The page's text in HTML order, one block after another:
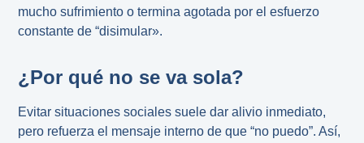
mucho sufrimiento o termina agotada por el esfuerzo
constante de “disimular».
¿Por qué no se va sola?
Evitar situaciones sociales suele dar alivio inmediato,
pero refuerza el mensaje interno de que “no puedo”. Así,